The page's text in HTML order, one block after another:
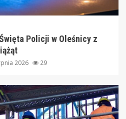
Policji w Oleśnicy z
2026 29